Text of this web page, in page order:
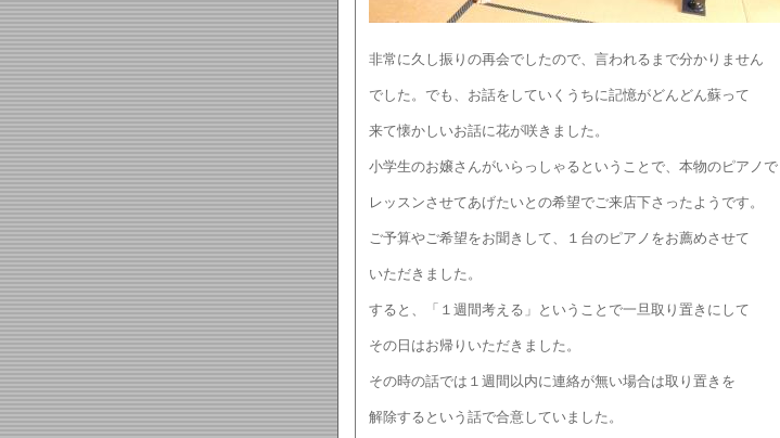
非常に久し振りの再会でしたので、言われるまで分かりません
でした。でも、お話をしていくうちに記憶がどんどん蘇って
来て懐かしいお話に花が咲きました。
小学生のお嬢さんがいらっしゃるということで、本物のピアノで
レッスンさせてあげたいとの希望でご来店下さったようです。
ご予算やご希望をお聞きして、１台のピアノをお薦めさせて
いただきました。
すると、「１週間考える」ということで一旦取り置きにして
その日はお帰りいただきました。
その時の話では１週間以内に連絡が無い場合は取り置きを
解除するという話で合意していました。